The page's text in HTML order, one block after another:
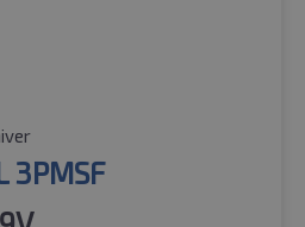
3PMSF